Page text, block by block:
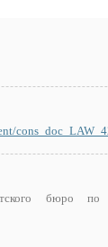
бюро по